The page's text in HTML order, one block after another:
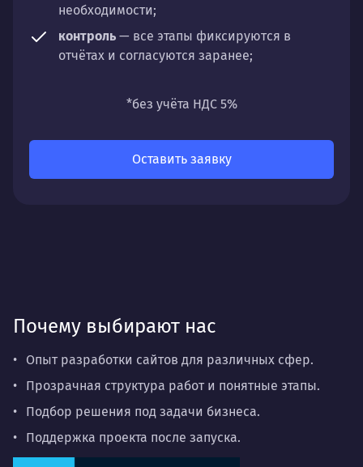
необходимости;
контроль — все этапы фиксируются в
отчётах и согласуются заранее;
направлений: стратегии, настройки,
*без учёта НДС 5%
Оставить заявку
Почему выбирают нас
Опыт разработки сайтов для различных сфер.
Прозрачная структура работ и понятные этапы.
Подбор решения под задачи бизнеса.
Поддержка проекта после запуска.